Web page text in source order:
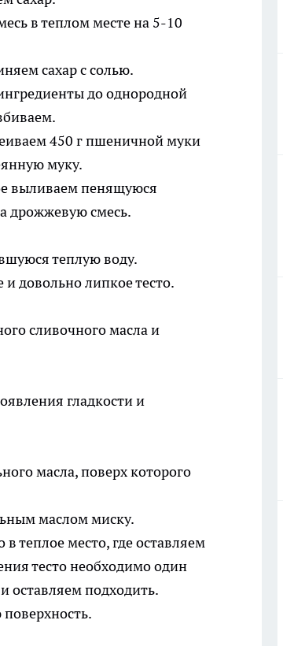
в теплом месте на 5-10
до однородной
450 г пшеничной муки
выливаем пенящуюся
довольно липкое тесто.
сливочного масла и
гладкости и
масла, поверх которого
теплое место, где оставляем
тесто необходимо один